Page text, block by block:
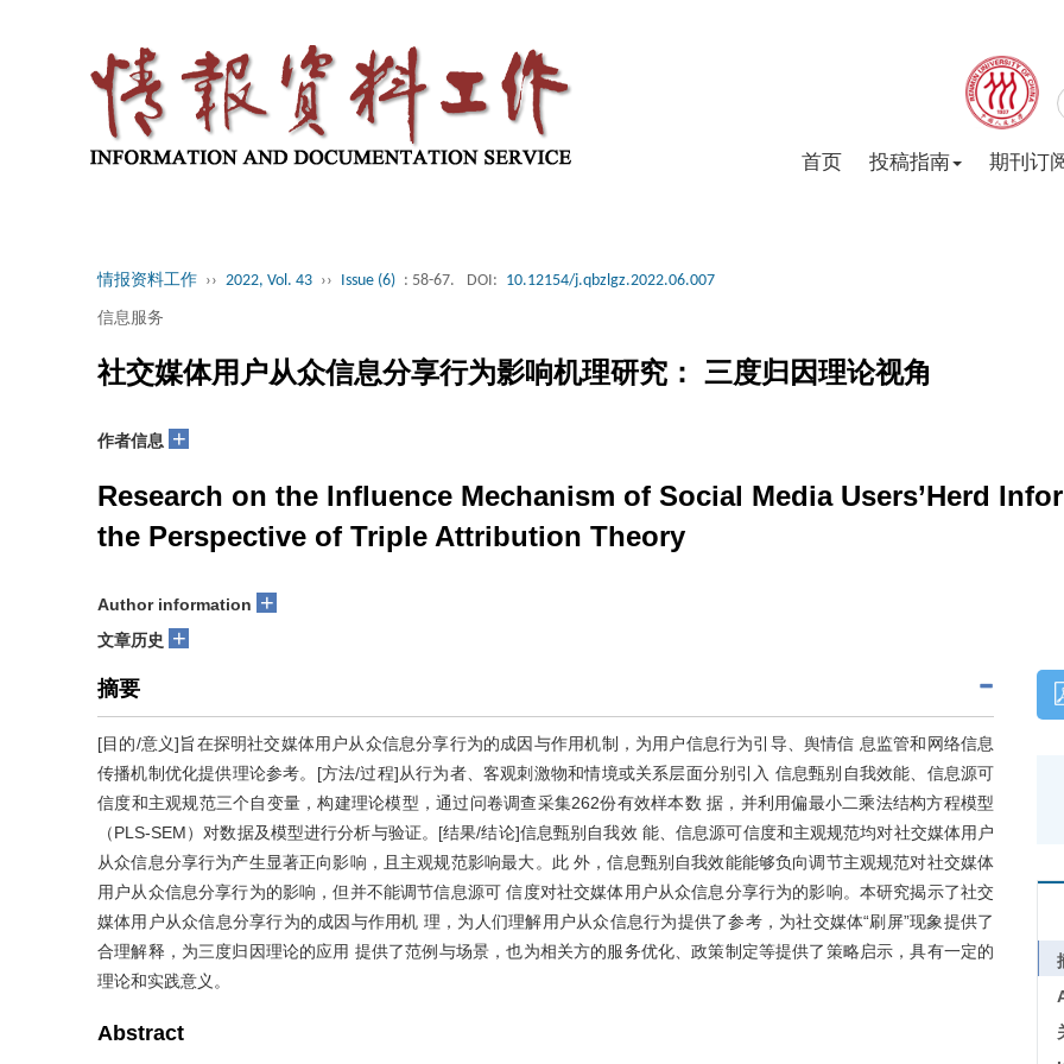
首页 投稿指南 期刊订
情报资料工作 ›› 2022, Vol. 43 ›› Issue (6) : 58-67. DOI: 10.12154/j.qbzlgz.2022.06.007
信息服务
社交媒体用户从众信息分享行为影响机理研究： 三度归因理论视角
作者信息 +
Research on the Influence Mechanism of Social Media Users’Herd
the Perspective of Triple Attribution Theory
Author information +
文章历史 +
摘要
[目的/意义]旨在探明社交媒体用户从众信息分享行为的成因与作用机制，为用户信息行为引导、舆情信 息监管和网络信息
传播机制优化提供理论参考。[方法/过程]从行为者、客观刺激物和情境或关系层面分别引入 信息甄别自我效能、信息源可
信度和主观规范三个自变量，构建理论模型，通过问卷调查采集262份有效样本数 据，并利用偏最小二乘法结构方程模型
（PLS-SEM）对数据及模型进行分析与验证。[结果/结论]信息甄别自我效 能、信息源可信度和主观规范均对社交媒体用户
从众信息分享行为产生显著正向影响，且主观规范影响最大。此 外，信息甄别自我效能能够负向调节主观规范对社交媒体
用户从众信息分享行为的影响，但并不能调节信息源可 信度对社交媒体用户从众信息分享行为的影响。本研究揭示了社交
媒体用户从众信息分享行为的成因与作用机 理，为人们理解用户从众信息行为提供了参考，为社交媒体“刷屏”现象提供了
合理解释，为三度归因理论的应用 提供了范例与场景，也为相关方的服务优化、政策制定等提供了策略启示，具有一定的
理论和实践意义。
Abstract